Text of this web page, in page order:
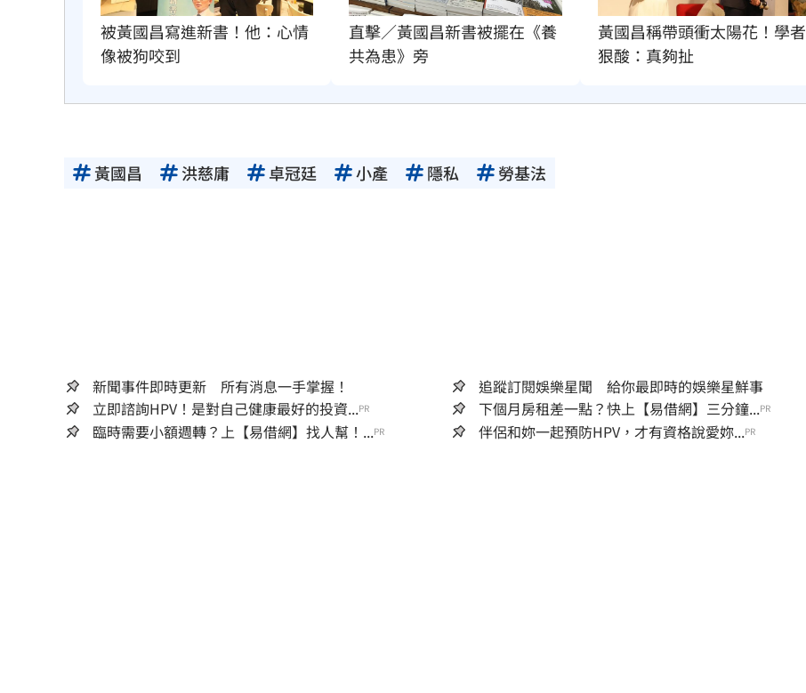
被黃國昌寫進新書！他：心情
像被狗咬到
直擊／黃國昌新書被擺在《養
共為患》旁
黃國昌稱帶頭衝太陽花！學者
狠酸：真夠扯
黃國昌 洪慈庸 卓冠廷 小產 隱私 勞基法
新聞事件即時更新 所有消息一手掌握！
追蹤訂閱娛樂星聞 給你最即時的娛樂星鮮事
立即諮詢HPV！是對自己健康最好的投資...PR 下個月房租差一點？快上【易借網】三分鐘...PR
臨時需要小額週轉？上【易借網】找人幫！...PR 伴侶和妳一起預防HPV，才有資格說愛妳...PR